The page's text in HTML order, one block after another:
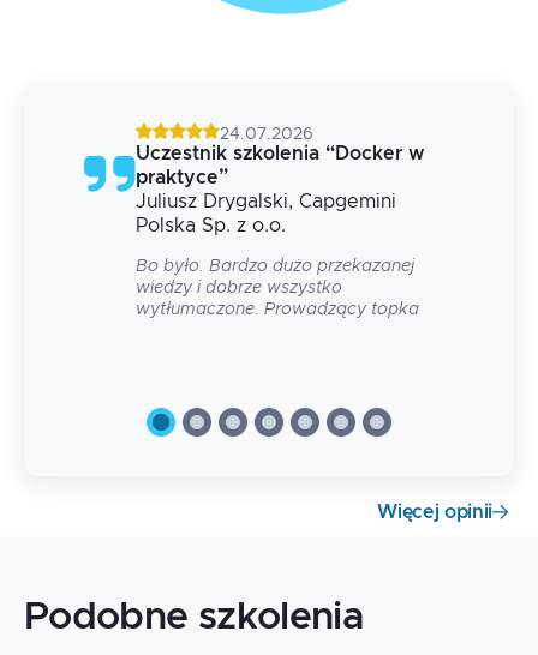
24.07.2026
Uczestnik szkolenia “Docker w
praktyce”
Juliusz Drygalski, Capgemini
Polska Sp. z o.o.
Bo było. Bardzo dużo przekazanej
wiedzy i dobrze wszystko
wytłumaczone. Prowadzący topka
Więcej opinii
Podobne szkolenia